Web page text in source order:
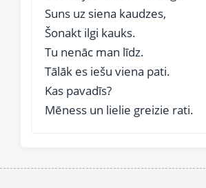
Suns uz siena kaudzes,
Šonakt ilgi kauks.
Tu nenāc man līdz.
Tālāk es iešu viena pati.
Kas pavadīs?
Mēness un lielie greizie rati.